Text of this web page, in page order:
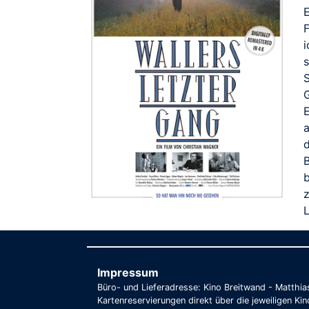
Impressum
Büro- und Lieferadresse: Kino Breitwand -
Kartenreservierungen direkt über die jeweiligen